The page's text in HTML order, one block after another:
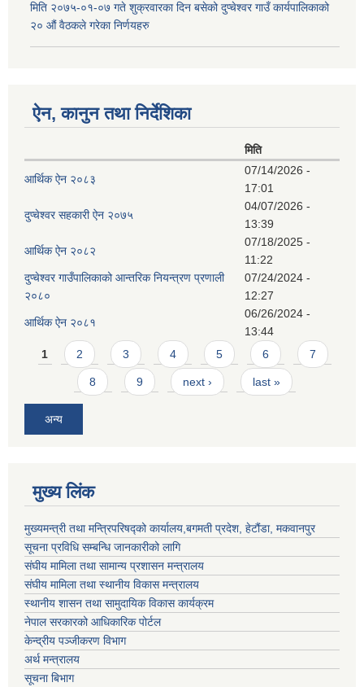
मिति २०७५-०१-०७ गते शुक्रवारका दिन बसेको दुप्चेश्वर गाउँ कार्यपालिकाको
२० औं वैठकले गरेका निर्णयहरु
ऐन, कानुन तथा निर्देशिका
मिति
आर्थिक ऐन २०८३
07/14/2026 -
17:01
दुप्चेश्वर सहकारी ऐन २०७५
04/07/2026 -
13:39
आर्थिक ऐन २०८२
07/18/2025 -
11:22
दुप्चेश्वर गाउँपालिकाको आन्तरिक नियन्त्रण प्रणाली
२०८०
07/24/2024 -
12:27
आर्थिक ऐन २०८१
06/26/2024 -
13:44
Pages
1 2 3 4 5 6 7
8 9 next › last »
अन्य
मुख्य लिंक
मुख्यमन्त्री तथा मन्त्रिपरिषद्को कार्यालय,बगमती प्रदेश, हेटौंडा, मकवानपुर
सूचना प्रविधि सम्बन्धि जानकारीको लागि
संघीय मामिला तथा सामान्य प्रशासन मन्त्रालय
संघीय मामिला तथा स्थानीय विकास मन्त्रालय
स्थानीय शासन तथा सामुदायिक विकास कार्यक्रम
नेपाल सरकारको आधिकारिक पोर्टल
केन्द्रीय पञ्जीकरण विभाग
अर्थ मन्त्रालय
सूचना बिभाग